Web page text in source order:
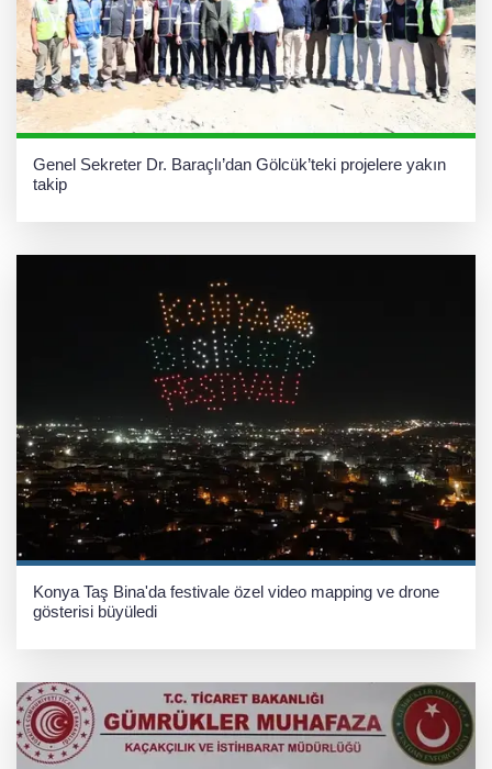
Genel Sekreter Dr. Baraçlı’dan Gölcük’teki projelere yakın
takip
Konya Taş Bina'da festivale özel video mapping ve drone
gösterisi büyüledi